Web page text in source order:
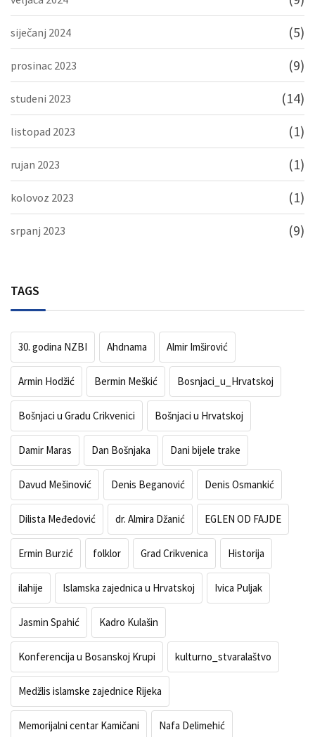
siječanj 2024 (5)
prosinac 2023 (9)
studeni 2023 (14)
listopad 2023 (1)
rujan 2023 (1)
kolovoz 2023 (1)
srpanj 2023 (9)
TAGS
30. godina NZBI Ahdnama Almir Imširović
Armin Hodžić Bermin Meškić Bosnjaci_u_Hrvatskoj
Bošnjaci u Gradu Crikvenici Bošnjaci u Hrvatskoj
Damir Maras Dan Bošnjaka Dani bijele trake
Davud Mešinović Denis Beganović Denis Osmankić
Dilista Međedović dr. Almira Džanić EGLEN OD FAJDE
Ermin Burzić folklor Grad Crikvenica Historija
ilahije Islamska zajednica u Hrvatskoj Ivica Puljak
Jasmin Spahić Kadro Kulašin
Konferencija u Bosanskoj Krupi kulturno_stvaralaštvo
Medžlis islamske zajednice Rijeka
Memorijalni centar Kamičani Nafa Delimehić